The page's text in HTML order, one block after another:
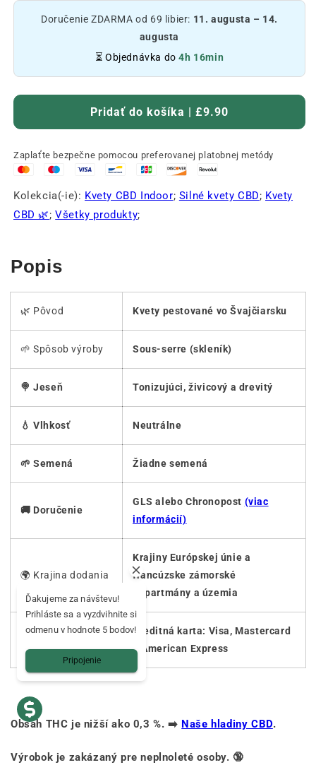
Doručenie ZDARMA od 69 libier: 11. augusta – 14.
augusta
⏳ Objednávka do4h 16min
Pridať do košíka | £9.90
Zaplaťte bezpečne pomocou preferovanej platobnej metódy
Kolekcia(-ie): Kvety CBD Indoor; Silné kvety CBD; Kvety
CBD 🌿;Všetky produkty;
Popis
🌿 Pôvod Kvety pestované vo Švajčiarsku
🌱 Spôsob výroby Sous-serre (skleník)
🍭 Jeseň Tonizujúci, živicový a drevitý
💧 Vlhkosť Neutrálne
🌱 Semená Žiadne semená
🚚 Doručenie
GLS alebo Chronopost (viac
informácií)
🌍 Krajina dodania
Krajiny Európskej únie a
francúzske zámorské
departmány a územia
💳 Bezpečná
platba
Kreditná karta: Visa, Mastercard
a American Express
Obsah THC je nižší ako 0,3 %. ➡️ Naše hladiny CBD.
Výrobok je zakázaný pre neplnoleté osoby. 🔞
Ďakujeme za návštevu!
Prihláste sa a vyzdvihnite si
odmenu v hodnote 5 bodov!
Pripojenie